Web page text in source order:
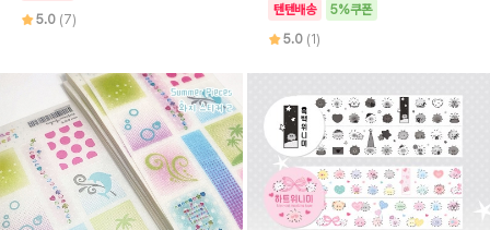
5.0 (7)
텐텐배송
5%쿠폰
5.0 (1)